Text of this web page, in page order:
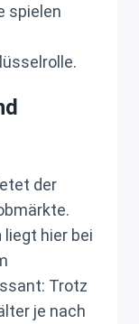
spielen
der
liegt hier bei
Trotz
je nach